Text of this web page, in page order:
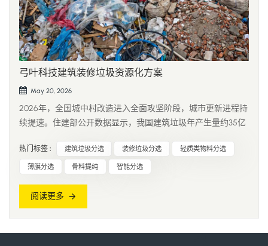
弓叶科技建筑装修垃圾资源化方案
May 20, 2026
2026年，全国城中村改造进入全面攻坚阶段，城市更新进程持
续提速。住建部公开数据显示，我国建筑垃圾年产生量约35亿
而，当前行业仍以“清运—填埋”为主要处理方式，资源化利用
率不足50%。大量混凝土、砖石等可资源化成分被填埋废弃，
热门标签 : 建筑垃圾分选 装修垃圾分选 轻质类物料分选
薄膜分选 骨料提纯 智能分选
阅读更多